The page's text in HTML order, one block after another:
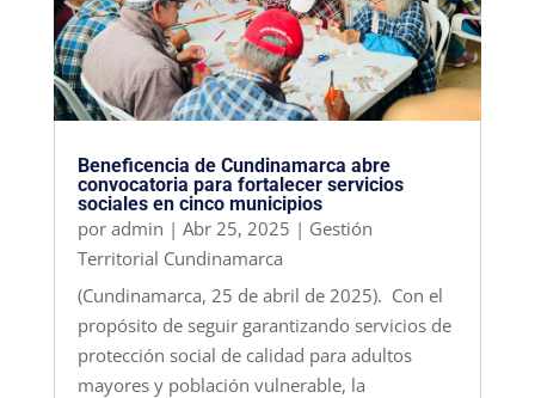
Beneficencia de Cundinamarca abre
convocatoria para fortalecer servicios
sociales en cinco municipios
por admin | Abr 25, 2025 | Gestión
Territorial Cundinamarca
(Cundinamarca, 25 de abril de 2025). Con el
propósito de seguir garantizando servicios de
protección social de calidad para adultos
mayores y población vulnerable, la